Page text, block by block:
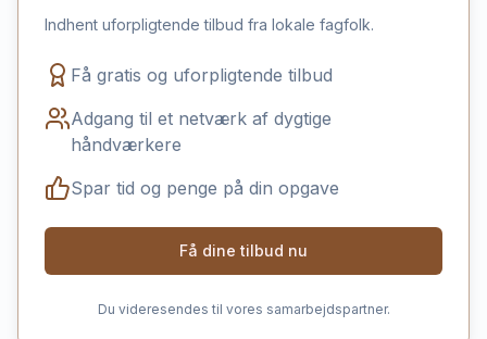
Indhent uforpligtende tilbud fra lokale fagfolk.
Få gratis og uforpligtende tilbud
Adgang til et netværk af dygtige
håndværkere
Spar tid og penge på din opgave
Få dine tilbud nu
Du videresendes til vores samarbejdspartner.